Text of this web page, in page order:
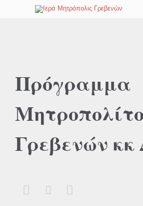
Πρόγραμμα
Γρεβενών κκ
  